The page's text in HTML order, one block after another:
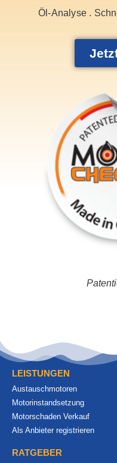
Öl-Analyse .
LEISTUNGEN
Austauschmotoren
Motorinstandsetzung
Motorschaden Verkauf
Als Anbieter registrieren
RATGEBER